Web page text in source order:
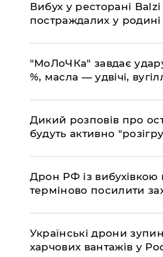
​Вибух у ресторані
постраждалих у
​"МоЛоЧКа" завдає
%, масла — удвічі,
​Дикий розповів про
будуть активно
​Дрон РФ із
терміново посилити
​Українські дрони
харчових вантажів у